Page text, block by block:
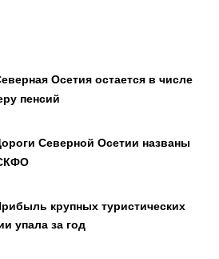
Осетия остается в числе
пенсий
Северной Осетии названы
крупных туристических
упала за год